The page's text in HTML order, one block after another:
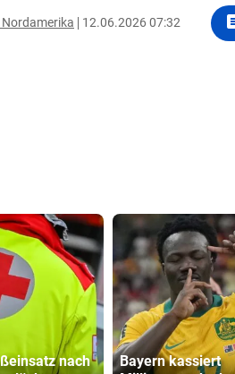
Nordamerika 12.06.2026 07:32
nach
Bayern kassiert